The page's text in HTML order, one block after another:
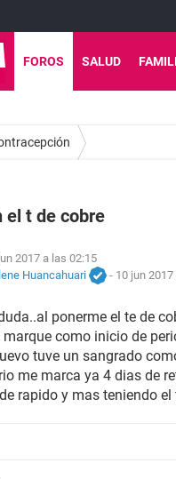
FOROS SALUD
el t de cobre
2017 a las 02:15
Huancahuari
- 10 jun
ponerme el te de
como inicio de
tuve un sangrado
me marca ya 4 dias de
rapido y mas teniendo el